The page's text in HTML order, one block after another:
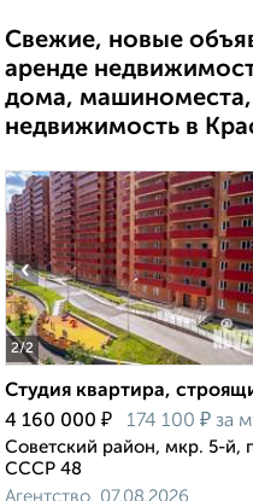
Свежие, новые
аренде
дома,
недвижимость в
2/2
‹
Студия квартира,
4 160 000 ₽ 174 100 ₽ за
Советский район, мкр. 5-й,
СССР 48
Агентство, 07.08.2026